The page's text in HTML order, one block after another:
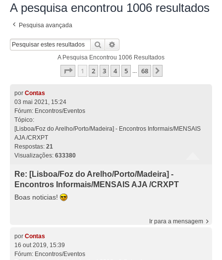
A pesquisa encontrou 1006 resultados
Pesquisa avançada
Pesquisar
A Pesquisa Encontrou 1006 Resultados
Página De 68
1 2 3 4 5 ... 68
por Contas
03 mai 2021, 15:24
Fórum: Encontros/Eventos
Tópico:
[Lisboa/Foz do Arelho/Porto/Madeira] - Encontros Informais/MENSAIS
AJA /CRXPT
Respostas: 21
Visualizações: 633380
Re: [Lisboa/Foz do Arelho/Porto/Madeira] -
Encontros Informais/MENSAIS AJA /CRXPT
Boas noticias!
Ir para a mensagem
por Contas
16 out 2019, 15:39
Fórum: Encontros/Eventos